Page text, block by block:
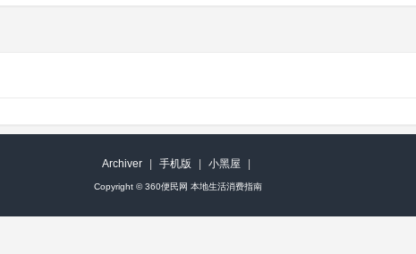
Archiver 手机版 小黑屋
Copyright ©360便民网 本地生活消费指南